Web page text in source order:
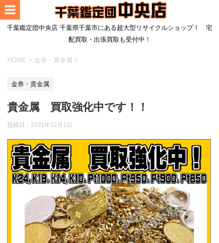
千葉鑑定団中央店 千葉県千葉市にある超大型リサイクルショップ！ 宅
配買取・出張買取も受付中！
HOME > 金券・貴金属 >
金券・貴金属
貴金属 買取強化中です！！
投稿日： 2021年12月1日